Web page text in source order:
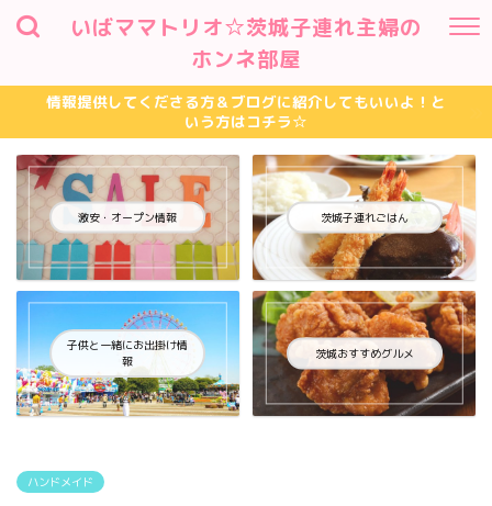
いばママトリオ☆茨城子連れ主婦の
ホンネ部屋
情報提供してくださる方＆ブログに紹介してもいいよ！と
いう方はコチラ☆
激安・オープン情報 茨城子連れごはん
子供と一緒にお出掛け情
報
茨城おすすめグルメ
ハンドメイド